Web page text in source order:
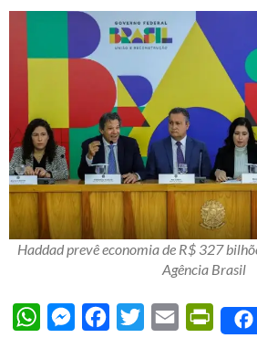
Haddad prevê economia de R$ 327
Agência Brasil
WhatsAppMessengerFacebook
Twitter Email